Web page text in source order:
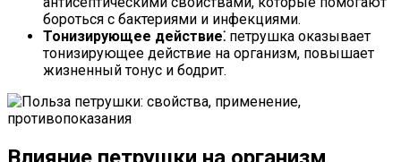
бороться с бактериями и инфекциями.
Тонизирующее действие⁚ петрушка оказывает
тонизирующее действие на организм, повышает
жизненный тонус и бодрит.